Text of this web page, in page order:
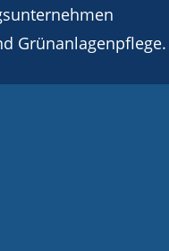
Grünanlagenpflege.